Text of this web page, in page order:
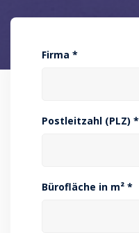
Firma *
Postleitzahl (PLZ) *
Bürofläche in m² *